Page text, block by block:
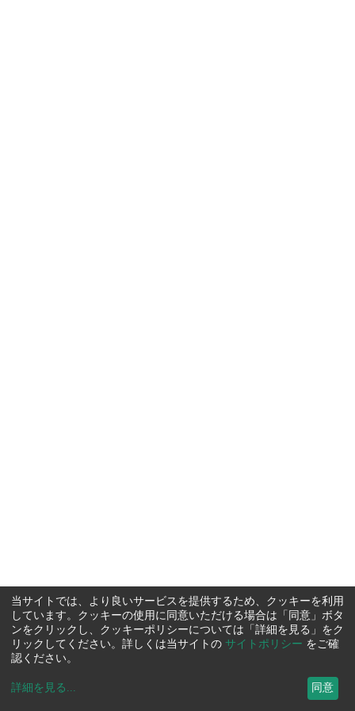
当サイトでは、より良いサービスを提供するため、クッキーを利用
しています。クッキーの使用に同意いただける場合は「同意」ボタ
ンをクリックし、クッキーポリシーについては「詳細を見る」をク
リックしてください。詳しくは当サイトの サイトポリシー をご確
認ください。
詳細を見る ... 同意